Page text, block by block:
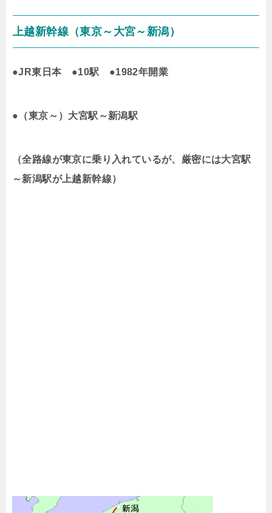
上越新幹線（東京～大宮～新潟）
●JR東日本 ●10駅 ●1982年開業
●（東京～）大宮駅～新潟駅
（全路線が東京に乗り入れているが、厳密には大宮駅
～新潟駅が上越新幹線）